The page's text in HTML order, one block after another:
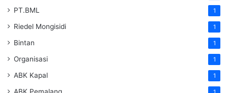
PT.BML 1
Riedel Mongisidi 1
Bintan 1
Organisasi 1
ABK Kapal 1
ABK Pemalang